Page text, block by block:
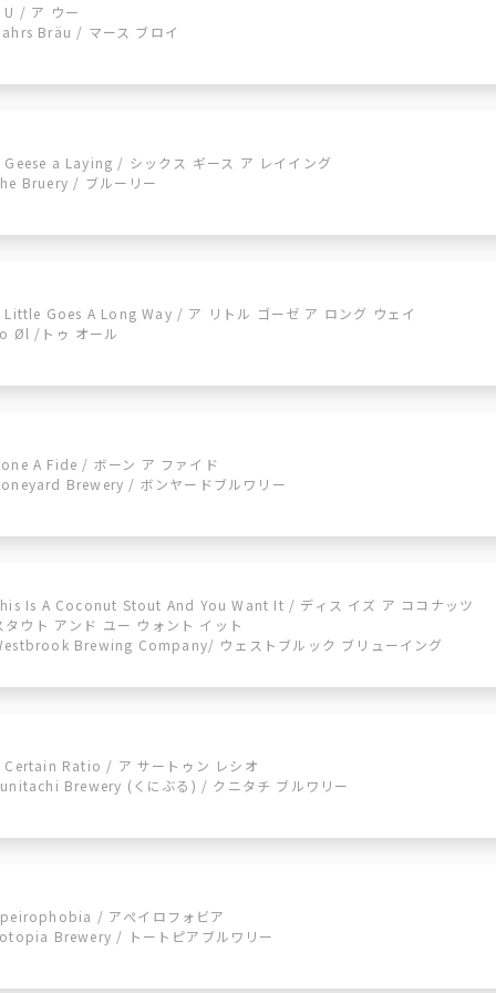
U / ア ウー
Bräu / マース ブロイ
Geese a Laying / シックス ギース ア レイイング
Bruery / ブルーリー
Little Goes A Long Way / ア リトル ゴーゼ ア ロング ウェイ
Øl /トゥ オール
A Fide / ボーン ア ファイド
Brewery / ボンヤードブルワリー
Is A Coconut Stout And You Want It / ディス イズ ア ココナッツ
タウト アンド ユー ウォント イット
Brewing Company/ ウェストブルック ブリューイング
Certain Ratio / ア サートゥン レシオ
Brewery (くにぶる) / クニタチ ブルワリー
/ アぺイロフォビア
Brewery / トートピアブルワリー